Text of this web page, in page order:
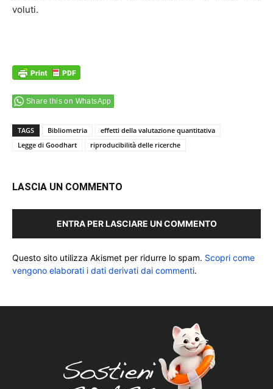
voluti.
Share this on WhatsApp
TAGS Bibliometria
effetti della valutazione quantitativa
Legge di Goodhart
riproducibilità delle ricerche
LASCIA UN COMMENTO
ENTRA PER LASCIARE UN COMMENTO
Questo sito utilizza Akismet per ridurre lo spam. Scopri come
vengono elaborati i dati derivati dai commenti.